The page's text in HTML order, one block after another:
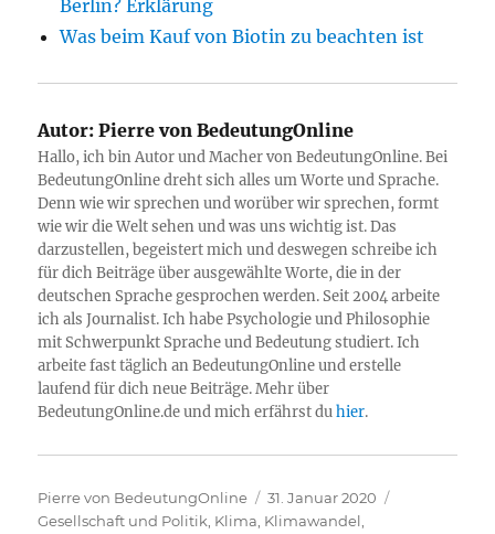
Berlin? Erklärung
Was beim Kauf von Biotin zu beachten ist
Autor: Pierre von BedeutungOnline
Hallo, ich bin Autor und Macher von BedeutungOnline. Bei
BedeutungOnline dreht sich alles um Worte und Sprache.
Denn wie wir sprechen und worüber wir sprechen, formt
wie wir die Welt sehen und was uns wichtig ist. Das
darzustellen, begeistert mich und deswegen schreibe ich
für dich Beiträge über ausgewählte Worte, die in der
deutschen Sprache gesprochen werden. Seit 2004 arbeite
ich als Journalist. Ich habe Psychologie und Philosophie
mit Schwerpunkt Sprache und Bedeutung studiert. Ich
arbeite fast täglich an BedeutungOnline und erstelle
laufend für dich neue Beiträge. Mehr über
BedeutungOnline.de und mich erfährst duhier.
Autor
Pierre von BedeutungOnline
Veröffentlicht
am
31. Januar 2020
Gesellschaft und Politik Klima, Klimawandel,